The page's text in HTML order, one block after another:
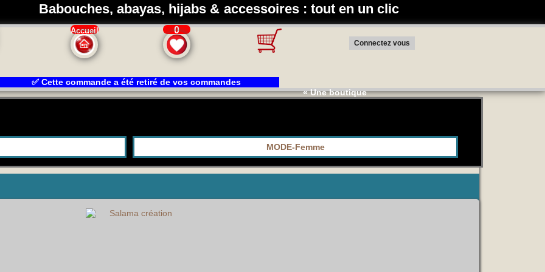
Babouches, abayas, hijabs & accessoires : tout en un clic
Accueil 0
Connectez vous
✅ Cette commande a été retiré de vos commandes
« Une boutique pensée pour vous : habits islamiques,
MODE-Femme